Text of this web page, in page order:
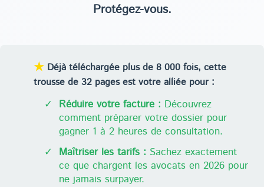
Protégez-vous.
★ Déjà téléchargée plus de 8 000 fois, cette
trousse de 32 pages est votre alliée pour :
✓ Réduire votre facture : Découvrez
comment préparer votre dossier pour
gagner 1 à 2 heures de consultation.
✓ Maîtriser les tarifs : Sachez exactement
ce que chargent les avocats en 2026 pour
ne jamais surpayer.